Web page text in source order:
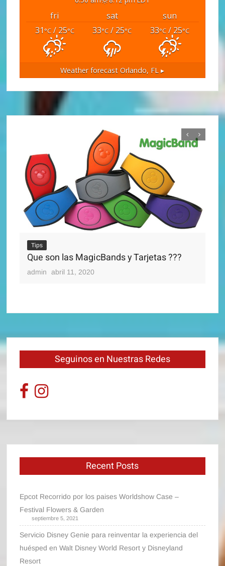
fri sat
sun
31°C/ 25°C 33°C / 25°C 33°C / 25°C
Weather forecastOrlando, FL ▸
Tips
Disney’s Magical Express
admin
Seguinos en Nuestras Redes
Recent Posts
Epcot Recorrido por los paises Worldshow Case –
Festival Flowers & Garden
septiembre 5, 2021
Servicio Disney Genie para reinventar la experiencia del
huésped en Walt Disney World Resort y Disneyland
Resort